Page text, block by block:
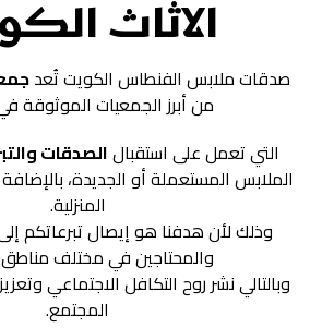
الاثاث
صدقات ملابس الفنطاس الكويت تُعد
من أبرز الجمعيات الموثوقة
التي تعمل على استقبالالصدقات
الملابس المستعملة أو الجديدة،
المنزلية.
وذلك لأن هدفنا هو إيصال تبرعاتكم
والمحتاجين في مختلف مناطق
وبالتالي نشر روح التكافل الاجتماعي
المجتمع.